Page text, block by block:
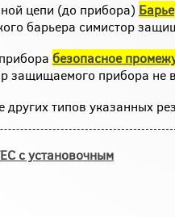
цепи (до прибора)
барьера симистор
безопасное
защищаемого прибора не
типов указанных
с установочным